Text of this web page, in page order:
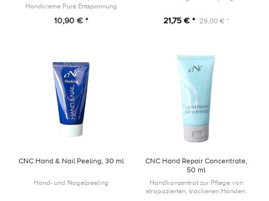
Handcreme Pure Entspannung
Pflanzenkraft, stärkt die
10,90 € * 21,75 € * 29,00 € *
CNC Hand & Nail Peeling, 30 ml
Hand- und Nagelpeeling
CNC Hand Repair Concentrate,
50 ml
Handkonzentrat zur Pflege von
strapazierten, trockenen Händen.